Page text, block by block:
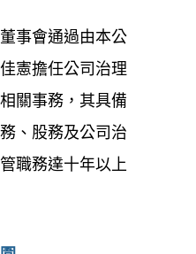
事會通過由本公
憲擔任公司治理
關事務，其具備
、股務及公司治
職務達十年以上